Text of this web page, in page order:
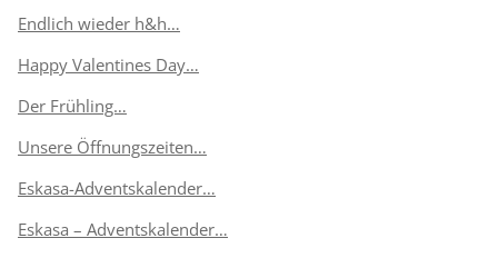
Endlich wieder h&h…
Happy Valentines Day…
Der Frühling…
Unsere Öffnungszeiten…
Eskasa-Adventskalender…
Eskasa – Adventskalender…